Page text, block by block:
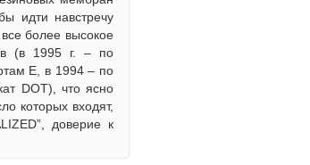
идти навстречу
более высокое
(в 1995 г. – по
Е, в 1994 – по
DOT), что ясно
которых входят,
доверие к